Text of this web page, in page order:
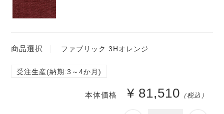
商品選択 ファブリック 3Hオレンジ
受注生産(納期:3～4か月)
本体価格 ¥ 81,510 （税込）